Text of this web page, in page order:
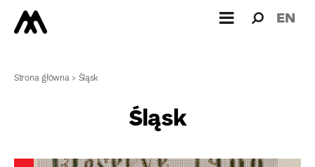
dla: EN
Strona główna>Śląsk
Śląsk